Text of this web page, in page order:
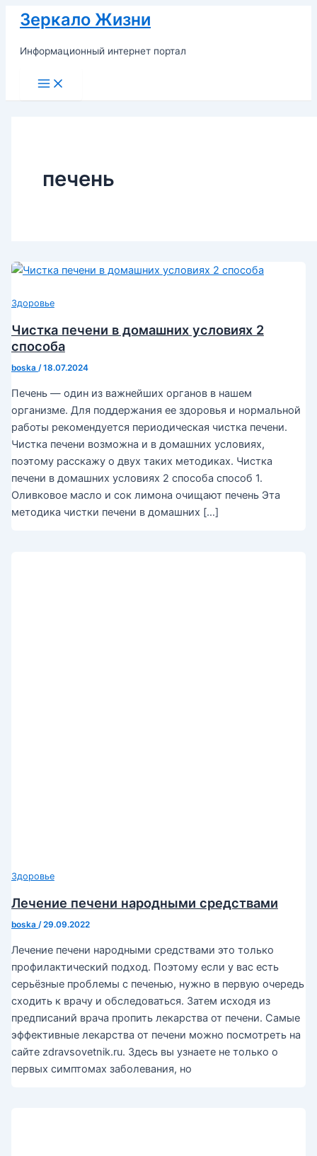
Перейти
содержимому
Зеркало Жизни
Информационный интернет портал
Main
Menu
печень
Здоровье
Чистка печени в домашних условиях 2
способа
boska /18.07.2024
Печень — один из важнейших органов в нашем
организме. Для поддержания ее здоровья и нормальной
работы рекомендуется периодическая чистка печени.
Чистка печени возможна и в домашних условиях,
поэтому расскажу о двух таких методиках. Чистка
печени в домашних условиях 2 способа способ 1.
Оливковое масло и сок лимона очищают печень Эта
методика чистки печени в домашних […]
Здоровье
Лечение печени народными средствами
boska /29.09.2022
Лечение печени народными средствами это только
профилактический подход. Поэтому если у вас есть
серьёзные проблемы с печенью, нужно в первую очередь
сходить к врачу и обследоваться. Затем исходя из
предписаний врача пропить лекарства от печени. Самые
эффективные лекарства от печени можно посмотреть на
сайте zdravsovetnik.ru. Здесь вы узнаете не только о
первых симптомах заболевания, но